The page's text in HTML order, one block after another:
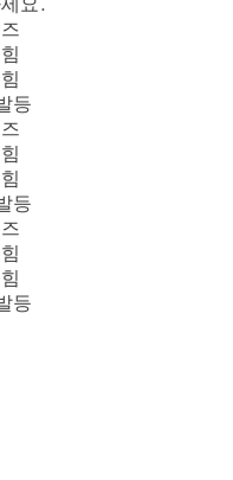
등
등
등